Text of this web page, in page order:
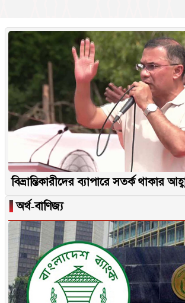
বিভ্রান্তিকারীদের ব্যাপারে সতর্ক থাকার
▐অর্থ-বাণিজ্য